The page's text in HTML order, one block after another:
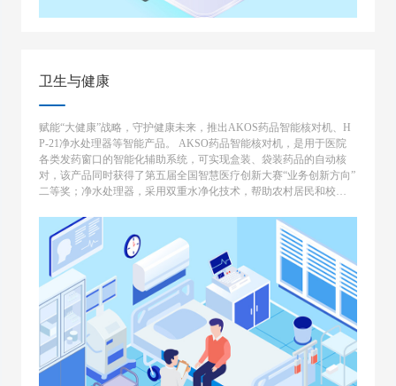
卫生与健康
赋能“大健康”战略，守护健康未来，推出AKOS药品智能核对机、H
P-21净水处理器等智能产品。 AKSO药品智能核对机，是用于医院
各类发药窗口的智能化辅助系统，可实现盒装、袋装药品的自动核
对，该产品同时获得了第五届全国智慧医疗创新大赛“业务创新方向”
二等奖；净水处理器，采用双重水净化技术，帮助农村居民和校园